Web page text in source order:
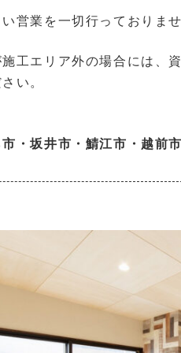
営業を一切行っておりま
工エリア外の場合には、
い。
・坂井市・鯖江市・越前